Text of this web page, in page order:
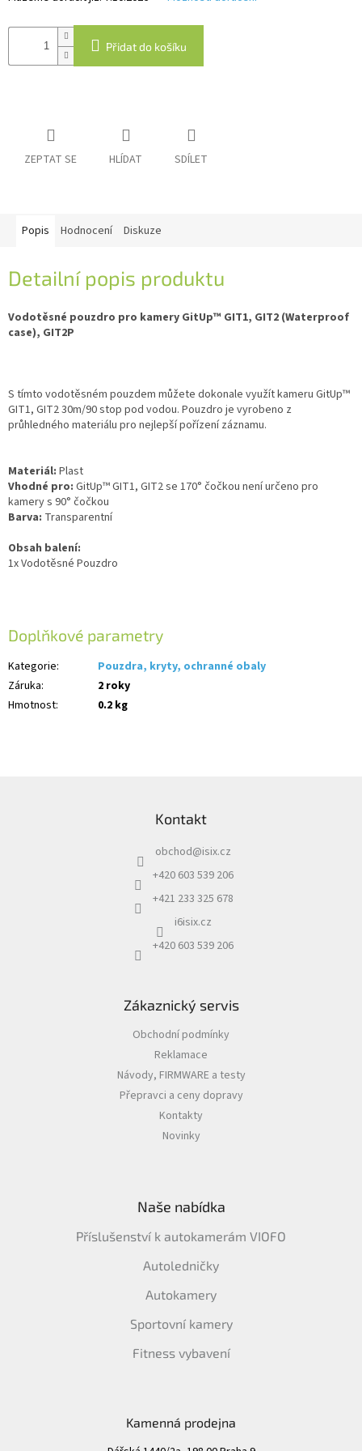
kamery Přidat do košíku
ZEPTAT SE HLÍDAT SDÍLET
Popis Hodnocení Diskuze
Detailní popis produktu
Vodotěsné pouzdro pro kamery GitUp™ GIT1, GIT2 (Waterproof
case), GIT2P
S tímto vodotěsném pouzdem můžete dokonale využítkameru GitUp™
GIT1, GIT230m/90 stop pod vodou. Pouzdro je vyrobeno z
průhledného materiálu pro nejlepší pořízení záznamu.
Materiál: Plast
Vhodné pro: GitUp™ GIT1, GIT2 se 170° čočkou není určeno pro
kamery s 90° čočkou
Barva: Transparentní
Obsah balení:
1xVodotěsné Pouzdro
Doplňkové parametry
Kategorie:
Pouzdra, kryty, ochranné obaly
Záruka:
2 roky
Hmotnost: 0.2 kg
Kontakt
obchod@isix.cz
+420 603 539 206
+421 233 325 678
i6isix.cz
+420 603 539 206
Zákaznický servis
Obchodní podmínky
Reklamace
Návody, FIRMWARE a testy
Přepravci a ceny dopravy
Kontakty
Novinky
Naše nabídka
Příslušenství k autokamerám VIOFO
Autoledničky
Autokamery
Sportovní kamery
Fitness vybavení
Kamenná prodejna